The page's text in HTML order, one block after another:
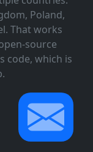
Poland,
That works
code, which is